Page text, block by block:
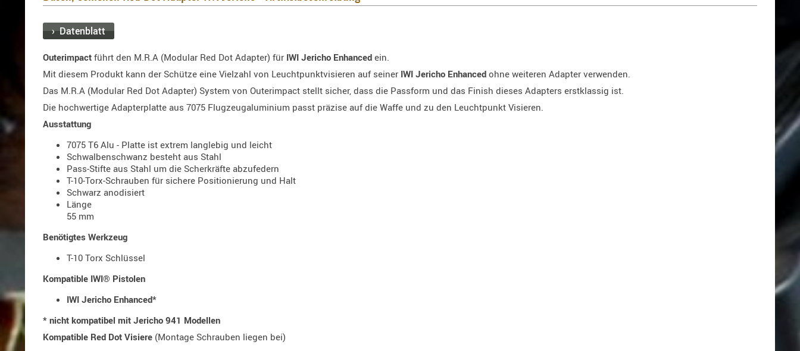
› Datenblatt
Outerimpact führt den M.R.A (Modular Red Dot Adapter) für IWI Jericho Enhanced ein.
Mit diesem Produkt kann der Schütze eine Vielzahl von Leuchtpunktvisieren auf seiner IWI Jericho Enhanced ohne weiteren Adapter verwenden.
Das M.R.A (Modular Red Dot Adapter) System von Outerimpact stellt sicher, dass die Passform und das Finish dieses Adapters erstklassig ist.
Die hochwertige Adapterplatte aus 7075 Flugzeugaluminium passt präzise auf die Waffe und zu den Leuchtpunkt Visieren.
Ausstattung
7075 T6 Alu - Platte ist extrem langlebig und leicht
Schwalbenschwanz besteht aus Stahl
Pass-Stifte aus Stahl um die Scherkräfte abzufedern
T-10-Torx-Schrauben für sichere Positionierung und Halt
Schwarz anodisiert
Länge
55 mm
Benötigtes Werkzeug
T-10 Torx Schlüssel
Kompatible IWI® Pistolen
IWI Jericho Enhanced*
* nicht kompatibel mit Jericho 941 Modellen
Kompatible Red Dot Visiere (Montage Schrauben liegen bei)